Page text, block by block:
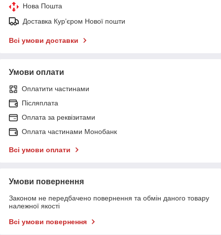
Нова Пошта
Доставка Курʼєром Нової пошти
Всі умови доставки
Умови оплати
Оплатити частинами
Післяплата
Оплата за реквізитами
Оплата частинами Монобанк
Всі умови оплати
Умови повернення
Законом не передбачено повернення та обмін даного товару
належної якості
Всі умови повернення